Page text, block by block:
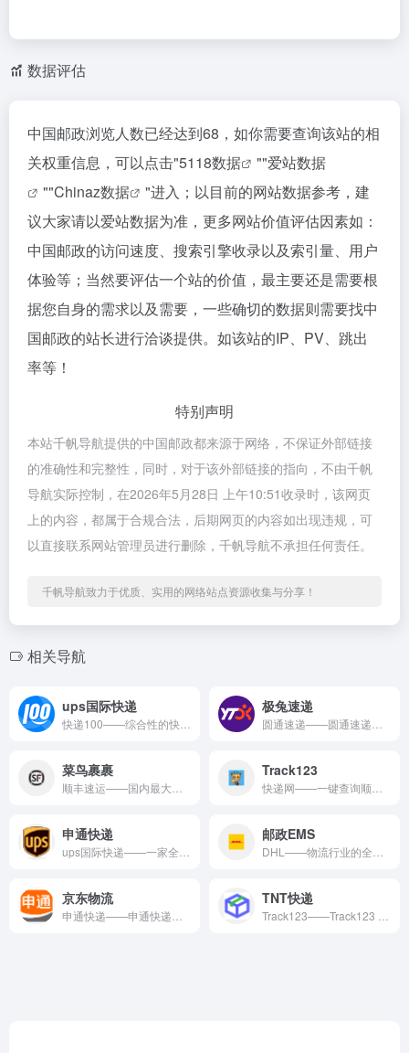
数据评估
中国邮政浏览人数已经达到68，如你需要查询该站的相
关权重信息，可以点击"5118数据 ""爱站数据
""Chinaz数据
"进入；以目前的网站数据参考，建
议大家请以爱站数据为准，更多网站价值评估因素如：
中国邮政的访问速度、搜索引擎收录以及索引量、用户
体验等；当然要评估一个站的价值，最主要还是需要根
据您自身的需求以及需要，一些确切的数据则需要找中
国邮政的站长进行洽谈提供。如该站的IP、PV、跳出
率等！
特别声明
本站千帆导航提供的中国邮政都来源于网络，不保证外部链接
的准确性和完整性，同时，对于该外部链接的指向，不由千帆
导航实际控制，在2026年5月28日 上午10:51收录时，该网页
上的内容，都属于合规合法，后期网页的内容如出现违规，可
以直接联系网站管理员进行删除，千帆导航不承担任何责任。
千帆导航致力于优质、实用的网络站点资源收集与分享！
相关导航
ups国际快递 极兔速递
菜鸟裹裹 Track123
申通快递 邮政EMS
京东物流 TNT快递